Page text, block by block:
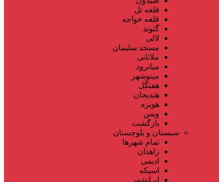
قلعه تل
قلعه خواجه
گتوند
لالی
مسجد سلیمان
ملاثانی
میانرود
مینوشهر
هفتگل
هندیجان
هویزه
ویس
بازگشت
سیستان و بلوچستان
تمام شهر‌ها
زاهدان
ادیمی
اسپکه
ایرانشهر